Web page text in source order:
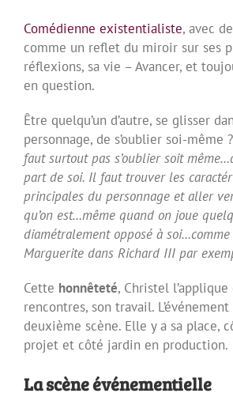
Comédienne existentialiste, avec
comme un reflet du miroir sur ses
réflexions, sa vie – Avancer, et
en question.
Être quelqu’un d’autre, se glisser
personnage, de s’oublier soi-même
faut surtout pas s’oublier soit
part de soi. Il faut trouver les
principales du personnage et aller
qu’on est…même quand on joue
diamétralement opposé à
Marguerite dans Richard III par
Cette honnêteté, Christel l’applique
rencontres, son travail.
deuxième scène. Elle y a sa place,
projet et côté jardin en production.
La scène événementielle